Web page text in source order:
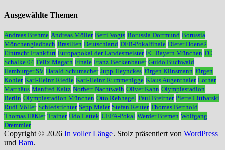
Ausgewählte Themen
Andreas Brehme Andreas Möller Berti Vogts Borussia Dortmund Borussia
Mönchengladbach Brasilien Deutschland DFB-Pokalfinale Dieter Hoeneß
Eintracht Frankfurt Europapokal der Landesmeister FC Bayern München FC
Schalke 04 Felix Magath Finale Franz Beckenbauer Guido Buchwald
Hamburger SV Harald Schumacher Jupp Heynckes Jürgen Klinsmann Jürgen
Kohler Karl-Heinz Riedle Karl-Heinz Rummenigge Klaus Augenthaler Lothar
Matthäus Manfred Kaltz Norbert Nachtweih Oliver Kahn Olympiastadion
Berlin Olympiastadion München Otto Rehhagel Paul Breitner Pierre Littbarski
Rudi Völler Schiedsrichter Sepp Maier Stefan Reuter Thomas Berthold
Thomas Häßler Trainer Udo Lattek UEFA-Pokal Werder Bremen Wolfgang
Dremmler
Copyright © 2026 In voller Länge. Stolz präsentiert von WordPress
und Bam.